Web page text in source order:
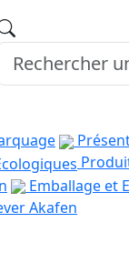
Emballage et
Akafen